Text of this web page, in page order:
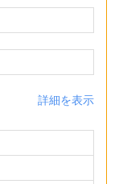
詳細を表示